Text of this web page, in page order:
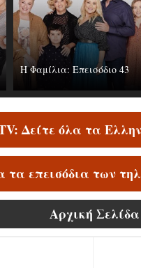
Η Φαμίλια: Επεισόδιο 43
Δείτε όλα τα
τα επεισόδια των
Αρχική Σελίδα